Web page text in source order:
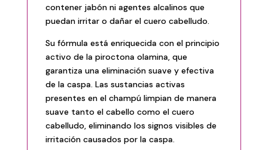
contener jabón ni agentes alcalinos que
puedan irritar o dañar el cuero cabelludo.
Su fórmula está enriquecida con el principio
activo de la piroctona olamina, que
garantiza una eliminación suave y efectiva
de la caspa. Las sustancias activas
presentes en el champú limpian de manera
suave tanto el cabello como el cuero
cabelludo, eliminando los signos visibles de
irritación causados por la caspa.